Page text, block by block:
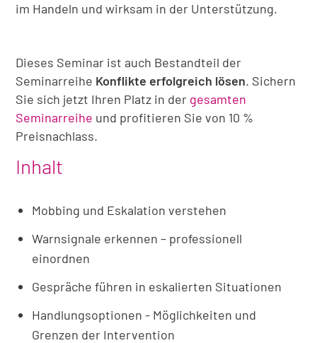
im Handeln und wirksam in der Unterstützung.
Dieses Seminar ist auch Bestandteil der
Seminarreihe Konflikte erfolgreich lösen. Sichern
Sie sich jetzt Ihren Platz in der gesamten
Seminarreihe und profitieren Sie von 10 %
Preisnachlass.
Inhalt
Mobbing und Eskalation verstehen
Warnsignale erkennen – professionell
einordnen
Gespräche führen in eskalierten Situationen
Handlungsoptionen - Möglichkeiten und
Grenzen der Intervention